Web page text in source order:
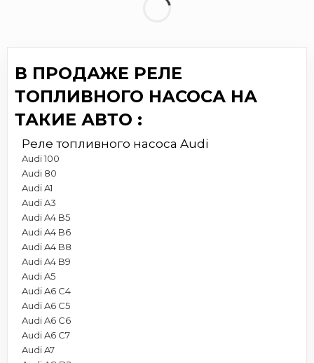
В ПРОДАЖЕ РЕЛЕ
ТОПЛИВНОГО НАСОСА НА
ТАКИЕ АВТО :
Реле топливного насоса Audi
Audi 100
Audi 80
Audi A1
Audi A3
Audi A4 B5
Audi A4 B6
Audi A4 B8
Audi A4 B9
Audi A5
Audi A6 C4
Audi A6 C5
Audi A6 C6
Audi A6 C7
Audi A7